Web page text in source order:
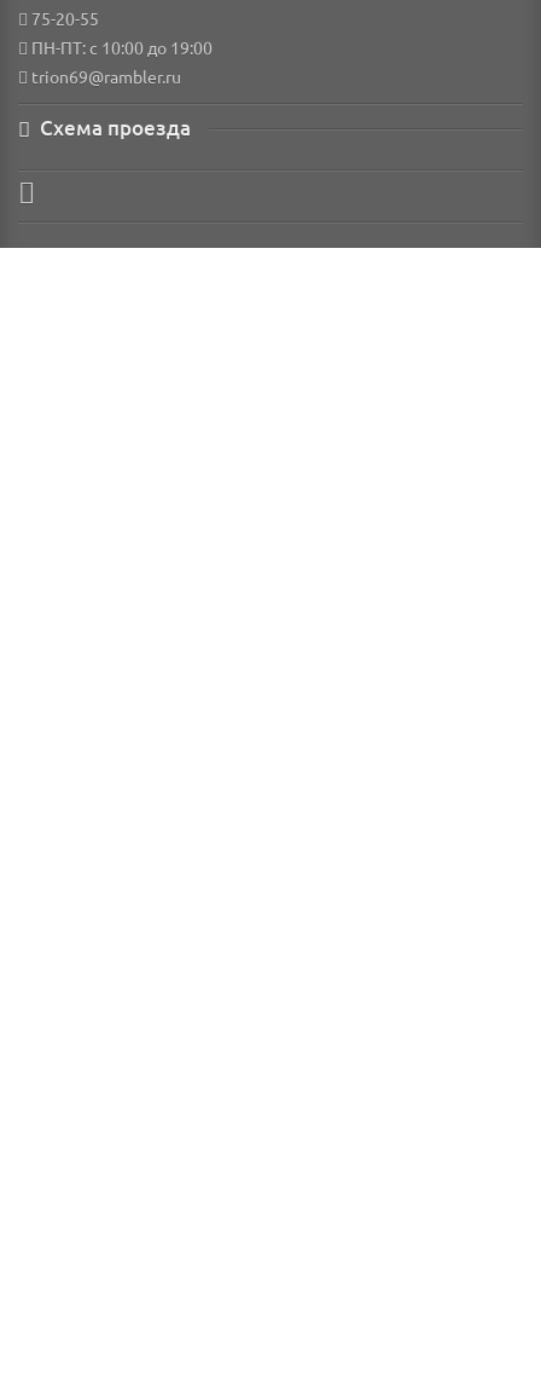
75-20-55
ПН-ПТ: с 10:00 до 19:00
trion69@rambler.ru
Схема проезда